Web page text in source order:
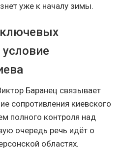
уже к началу зимы.
Баранец связывает
сопротивления киевского
полного контроля над
очередь речь идёт о
областях.